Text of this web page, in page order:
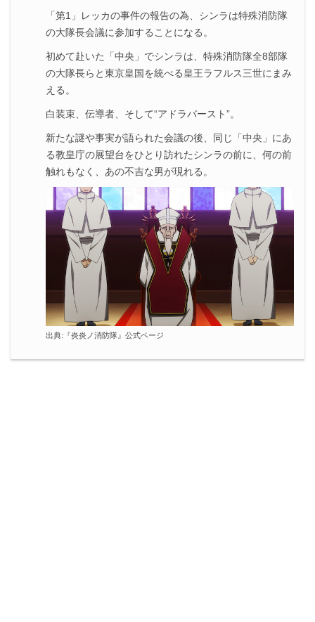
「第1」レッカの事件の報告の為、シンラは特殊消防隊
の大隊長会議に参加することになる。
初めて赴いた「中央」でシンラは、特殊消防隊全8部隊
の大隊長らと東京皇国を統べる皇王ラフルス三世にまみ
える。
白装束、伝導者、そして“アドラバースト”。
新たな謎や事実が語られた会議の後、同じ「中央」にあ
る教皇庁の展望台をひとり訪れたシンラの前に、何の前
触れもなく、あの不吉な男が現れる。
出典:『炎炎ノ消防隊』公式ページ